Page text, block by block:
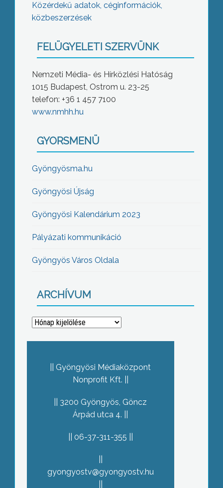
Közérdekű adatok, céginformációk,
közbeszerzések
FELÜGYELETI SZERVÜNK
Nemzeti Média- és Hírközlési Hatóság
1015 Budapest, Ostrom u. 23-25
telefon: +36 1 457 7100
www.nmhh.hu
GYORSMENÜ
Gyöngyösma.hu
Gyöngyösi Újság
Gyöngyösi Kalendárium 2023
Pályázati kommunikáció
Gyöngyös Város Oldala
ARCHÍVUM
Archívum
Gyöngyösi Médiaközpont
Nonprofit Kft.
3200 Gyöngyös, Göncz
Árpád utca 4.
06-37-311-355
gyongyostv@gyongyostv.hu